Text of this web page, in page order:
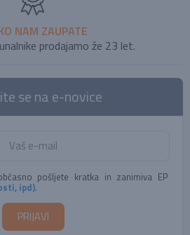
NAM ZAUPATE
prodajamo že 23 let.
se na e-novice
pošljete kratka in zanimiva EP
ipd).